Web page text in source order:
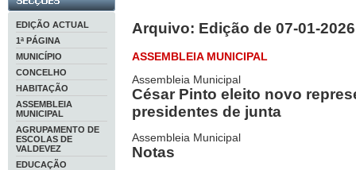
EDIÇÃO ACTUAL
1ª PÁGINA
MUNICÍPIO
CONCELHO
HABITAÇÃO
ASSEMBLEIA
MUNICIPAL
AGRUPAMENTO DE
ESCOLAS DE
VALDEVEZ
EDUCAÇÃO
Arquivo: Edição de 07-01-2026
ASSEMBLEIA MUNICIPAL
Assembleia Municipal
César Pinto eleito novo
presidentes de junta
Assembleia Municipal
Notas